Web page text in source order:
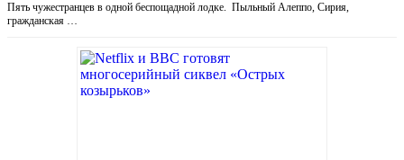
Пять чужестранцев в одной беспощадной лодке. Пыльный Алеппо, Сирия,
гражданская …